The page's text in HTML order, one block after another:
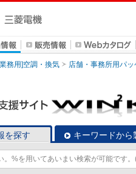
務用]空調・換気 店舗・事務所用パ
を探す キーワードから